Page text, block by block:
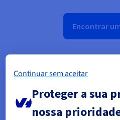
Encontrar
Exemplo de
on
Continuar sem aceitar
Proteger a sua
nossa